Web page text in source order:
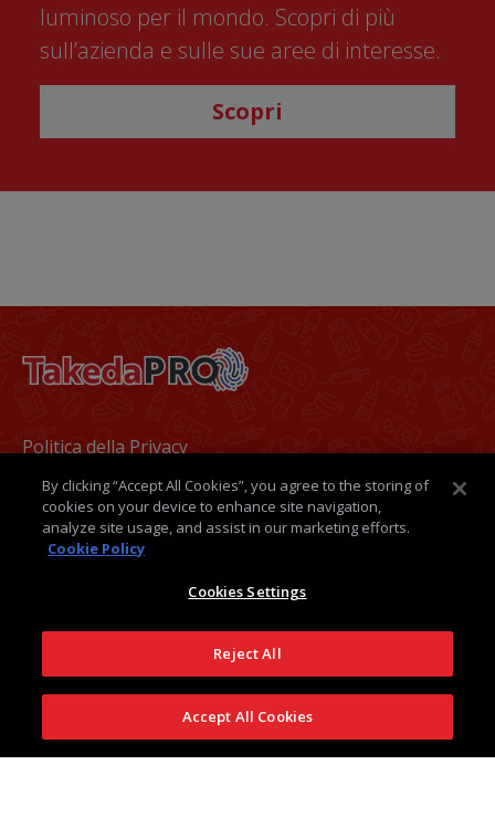
luminoso per il mondo. Scopri di più
sull’azienda e sulle sue aree di interesse.
Scopri
Politica della Privacy
Termini e condizioni
Politica dei Cookie
Medical Information
Contatti
Takeda Italia
By clicking “Accept All Cookies”, you agree to the storing of
cookies on your device to enhance site navigation,
analyze site usage, and assist in our marketing efforts.
Cookie Policy
Cookies Settings
Reject All
Accept All Cookies